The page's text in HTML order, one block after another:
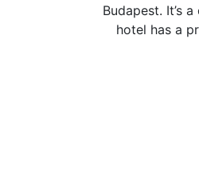
Budapest. It’s
hotel has a